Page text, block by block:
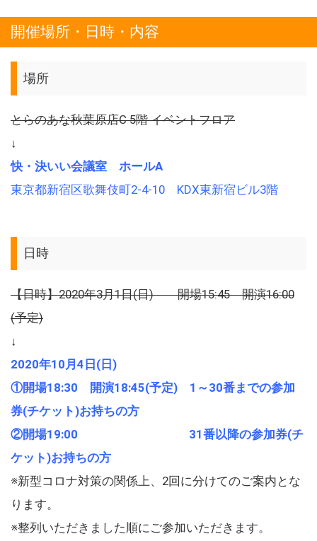
開催場所・日時・内容
場所
とらのあな秋葉原店C 5階 イベントフロア
↓
快・決いい会議室 ホールA
東京都新宿区歌舞伎町2-4-10 KDX東新宿ビル3階
日時
【日時】2020年3月1日(日) 開場15:45 開演16:00
(予定)
↓
2020年10月4日(日)
①開場18:30 開演18:45(予定) 1～30番までの参加
券(チケット)お持ちの方
②開場19:00 31番以降の参加券(チ
ケット)お持ちの方
※新型コロナ対策の関係上、2回に分けてのご案内とな
ります。
※整列いただきました順にご参加いただきます。